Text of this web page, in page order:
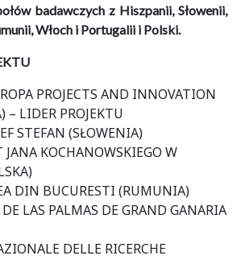
badawczych z Hiszpanii, Słowenii,
Włoch i Portugalii i Polski.
PROJECTS AND INNOVATION
– LIDER PROJEKTU
STEFAN (SŁOWENIA)
JANA KOCHANOWSKIEGO W
DIN BUCURESTI (RUMUNIA)
LAS PALMAS DE GRAND GANARIA
DELLE RICERCHE